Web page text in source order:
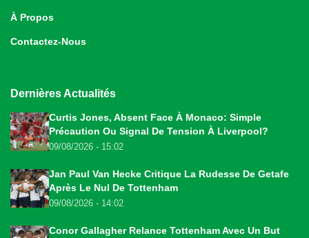
À Propos
Contactez-Nous
Dernières Actualités
Curtis Jones, Absent Face À Monaco: Simple
Précaution Ou Signal De Tension À Liverpool?
09/08/2026 - 15:02
Jan Paul Van Hecke Critique La Rudesse De Getafe
Après Le Nul De Tottenham
09/08/2026 - 14:02
Conor Gallagher Relance Tottenham Avec Un But